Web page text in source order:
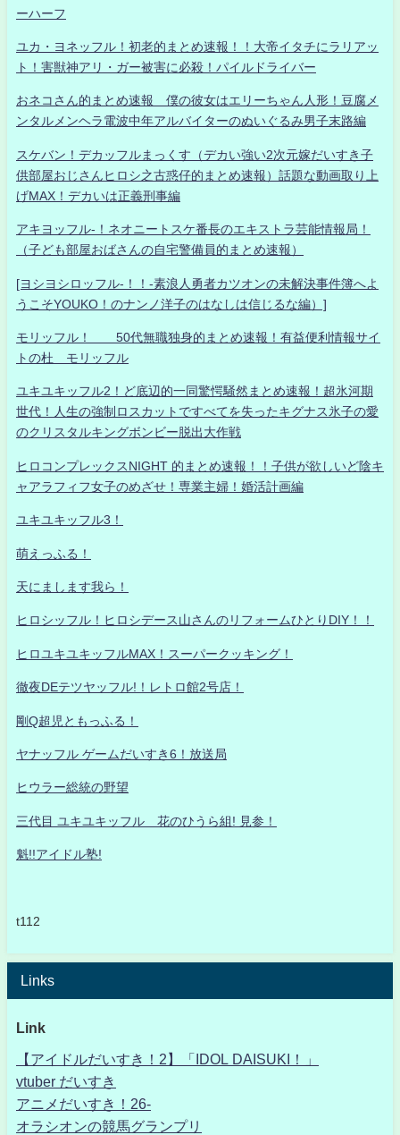
ーハーフ
ユカ・ヨネッフル！初老的まとめ速報！！大帝イタチにラリアッ
ト！害獣神アリ・ガー被害に必殺！パイルドライバー
おネコさん的まとめ速報 僕の彼女はエリーちゃん人形！豆腐メ
ンタルメンヘラ電波中年アルバイターのぬいぐるみ男子末路編
スケバン！デカッフルまっくす（デカい強い2次元嫁だいすき子
供部屋おじさんヒロシ之古惑仔的まとめ速報）話題な動画取り上
げMAX！デカいは正義刑事編
アキヨッフル-！ネオニートスケ番長のエキストラ芸能情報局！
（子ども部屋おばさんの自宅警備員的まとめ速報）
[ヨシヨシロッフル-！！-素浪人勇者カツオンの未解決事件簿へよ
うこそYOUKO！のナンノ洋子のはなしは信じるな編）]
モリッフル！ 50代無職独身的まとめ速報！有益便利情報サイ
トの杜 モリッフル
ユキユキッフル2！ど底辺的一同驚愕騒然まとめ速報！超氷河期
世代！人生の強制ロスカットですべてを失ったキグナス氷子の愛
のクリスタルキングボンビー脱出大作戦
ヒロコンプレックスNIGHT 的まとめ速報！！子供が欲しいど陰キ
ャアラフィフ女子のめざせ！専業主婦！婚活計画編
ユキユキッフル3！
萌えっふる！
天にまします我ら！
ヒロシッフル！ヒロシデース山さんのリフォームひとりDIY！！
ヒロユキユキッフルMAX！スーパークッキング！
徹夜DEテツヤッフル!！レトロ館2号店！
剛Q超児ともっふる！
ヤナッフル ゲームだいすき6！放送局
ヒウラー総統の野望
三代目 ユキユキッフル 花のひうら組! 見参！
魁!!アイドル塾!
t112
Links
Link
【アイドルだいすき！2】「IDOL DAISUKI！」
vtuber だいすき
アニメだいすき！26-
オラシオンの競馬グランプリ